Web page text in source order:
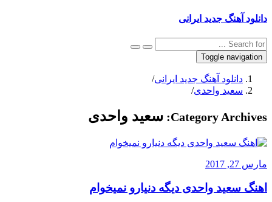
دانلود آهنگ جدید ایرانی
Toggle navigation
دانلود آهنگ جدید ایرانی/
سعید واحدی/
Category Archives: سعید واحدی
مارس 27, 2017
اهنگ سعید واحدی دیگه دنیارو نمیخوام